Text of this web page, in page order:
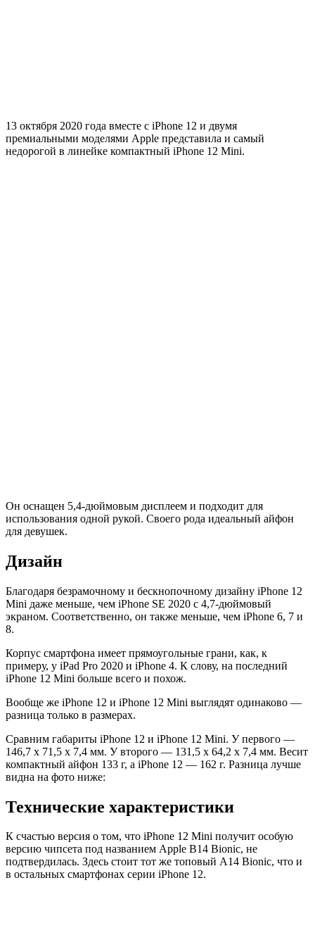
13 октября 2020 года вместе с iPhone 12 и двумя
премиальными моделями Apple представила и самый
недорогой в линейке компактный iPhone 12 Mini.
Он оснащен 5,4-дюймовым дисплеем и подходит для
использования одной рукой. Своего рода идеальный айфон
для девушек.
Дизайн
Благодаря безрамочному и бескнопочному дизайну iPhone 12
Mini даже меньше, чем iPhone SE 2020 с 4,7-дюймовый
экраном. Соответственно, он также меньше, чем iPhone 6, 7 и
8.
Корпус смартфона имеет прямоугольные грани, как, к
примеру, у iPad Pro 2020 и iPhone 4. К слову, на последний
iPhone 12 Mini больше всего и похож.
Вообще же iPhone 12 и iPhone 12 Mini выглядят одинаково —
разница только в размерах.
Сравним габариты iPhone 12 и iPhone 12 Mini. У первого —
146,7 х 71,5 х 7,4 мм. У второго — 131,5 х 64,2 х 7,4 мм. Весит
компактный айфон 133 г, а iPhone 12 — 162 г. Разница лучше
видна на фото ниже:
Технические характеристики
К счастью версия о том, что iPhone 12 Mini получит особую
версию чипсета под названием Apple B14 Bionic, не
подтвердилась. Здесь стоит тот же топовый A14 Bionic, что и
в остальных смартфонах серии iPhone 12.